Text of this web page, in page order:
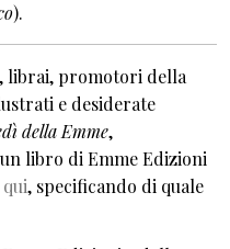
).
librai, promotori della
e desiderate
della Emme,
libro di Emme Edizioni
qui, specificando di quale